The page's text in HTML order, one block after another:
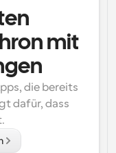
mit
die bereits
dafür, dass